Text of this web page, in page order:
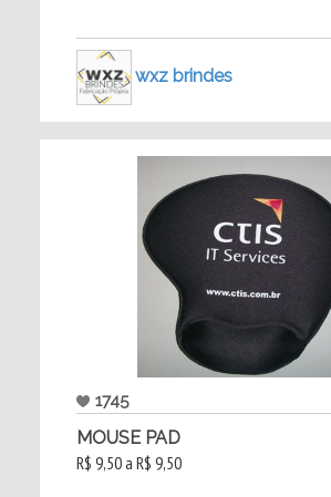
wxz brindes
1745
MOUSE PAD
R$ 9,50 a R$ 9,50